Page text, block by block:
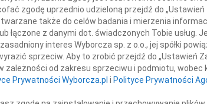
i bliskim
6
Z
zgodę uprzednio udzieloną przejdź do „Ustawień
także do celów badania i mierzenia
łączone z danymi dot. świadczonych Tobie usług.
interes Wyborcza sp. z o.o., jej spółki
sprzeciw. Aby to zrobić przejdź do „Ustawień
od zakresu sprzeciwu i podmiotu, wobec
Prywatności Wyborcza.pl i Polityce Prywatności